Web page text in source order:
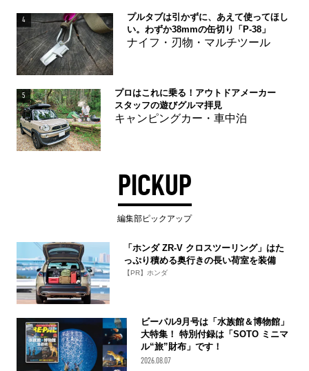
4
プルタブは引かずに、あえて使ってほし
い。わずか38mmの缶切り「P-38」
ナイフ・刃物・マルチツール
5
プロはこれに乗る！アウトドアメーカー
スタッフの遊びグルマ拝見
キャンピングカー・車中泊
PICKUP
編集部ピックアップ
「ホンダ ZR-V クロスツーリング」はた
っぷり積める奥行きの長い荷室を装備
【PR】ホンダ
ビーパル9月号は「水族館＆博物館」
大特集！ 特別付録は「SOTO ミニマ
ル“旅”財布」です！
2026.08.07